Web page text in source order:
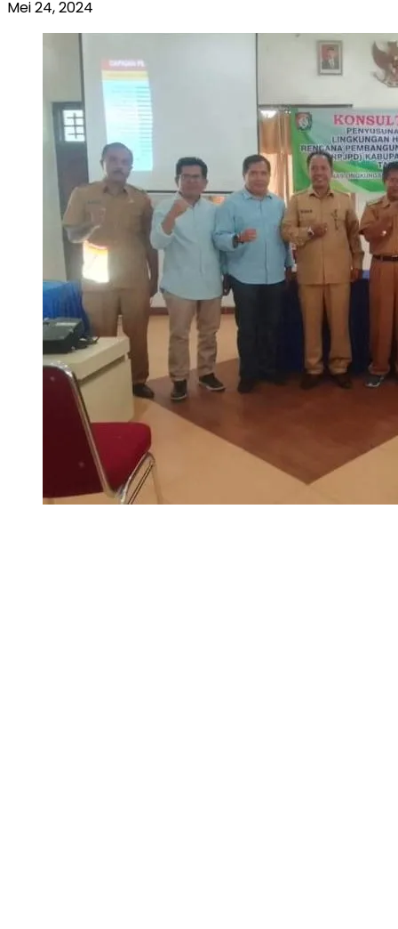
Mei 24, 2024